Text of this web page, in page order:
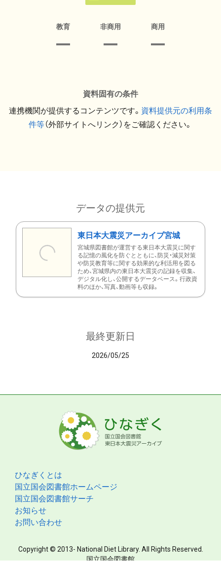
教育 非商用 商用
資料固有の条件
連携機関が提供するコンテンツです。 資料提供元の利用条
件等（外部サイトへリンク）をご確認ください。
データの提供元
東日本大震災アーカイブ宮城
宮城県図書館が運営する東日本大震災に関す
る記憶の風化を防ぐとともに、防災・減災対策
や防災教育等に関する効果的な利活用を図る
ため、宮城県内の東日本大震災の記録を収集、
デジタル化し、公開するデータベース。行政資
料のほか、写真、動画等も収録。
最終更新日
2026/05/25
ひなぎくとは
国立国会図書館ホームページ
国立国会図書館サーチ
お知らせ
お問い合わせ
Copyright © 2013- National Diet Library. All Rights Reserved.